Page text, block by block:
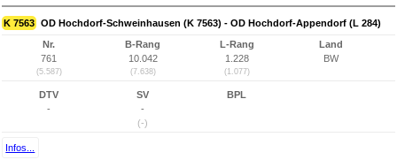
K 7563 OD Hochdorf-Schweinhausen (K 7563) - OD Hochdorf-Appendorf (L 284)
Nr.
761
(5.587)
B-Rang
10.042
(7.638)
L-Rang
1.228
(1.077)
Land
BW
DTV
-
SV
-
(-)
BPL
Infos...